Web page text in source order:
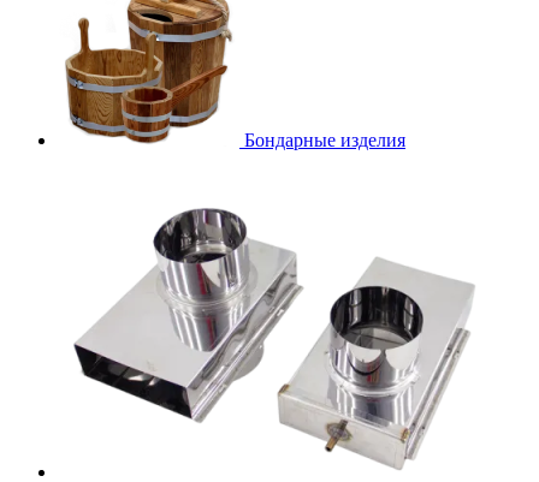
Бондарные изделия